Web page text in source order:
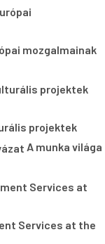
mozgalmainak
projektek
A munka világa
Services at the